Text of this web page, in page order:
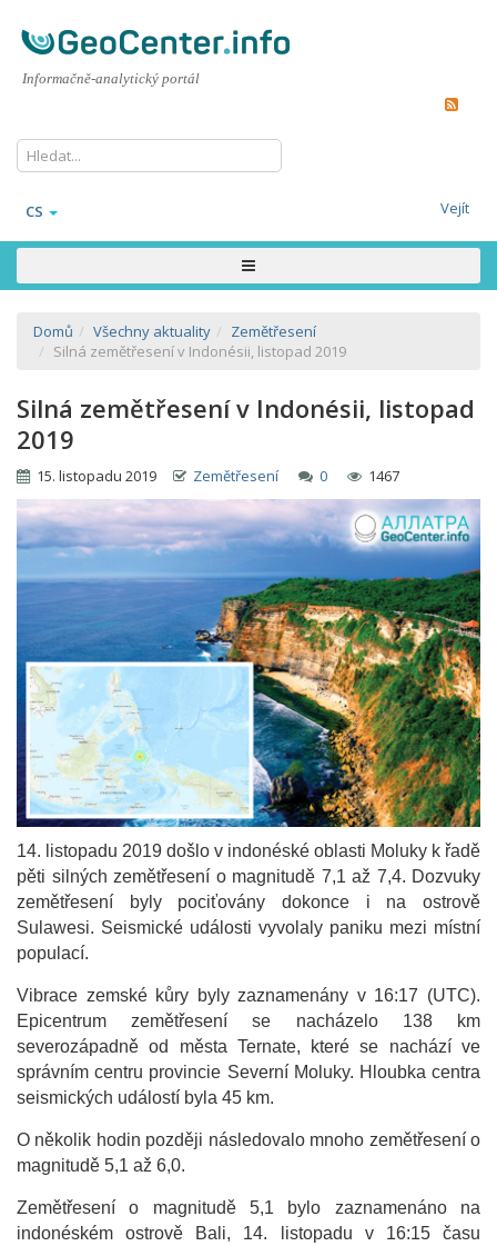
Informačně-analytický portál
CS Vejít
Domů Všechny aktuality
Zemětřesení
Silná zemětřesení v Indonésii, listopad 2019
Silná zemětřesení v Indonésii, listopad
2019
15. listopadu 2019 Zemětřesení 0 1467
14. listopadu 2019 došlo v indonéské oblasti Moluky k řadě
pěti silných zemětřesení o magnitudě 7,1 až 7,4. Dozvuky
zemětřesení byly pociťovány dokonce i na ostrově
Sulawesi. Seismické události vyvolaly paniku mezi místní
populací.
Vibrace zemské kůry byly zaznamenány v 16:17 (UTC).
Epicentrum zemětřesení se nacházelo 138 km
severozápadně od města Ternate, které se nachází ve
správním centru provincie Severní Moluky. Hloubka centra
seismických událostí byla 45 km.
O několik hodin později následovalo mnoho zemětřesení o
magnitudě 5,1 až 6,0.
Zemětřesení o magnitudě 5,1 bylo zaznamenáno na
indonéském ostrově Bali, 14. listopadu v 16:15 času